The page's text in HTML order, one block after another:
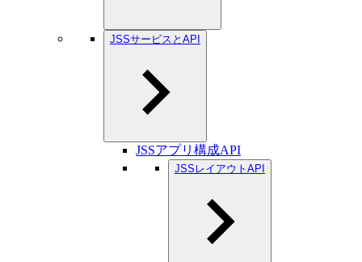
JSSサービスとAPI
JSSアプリ構成API
JSSレイアウトAPI